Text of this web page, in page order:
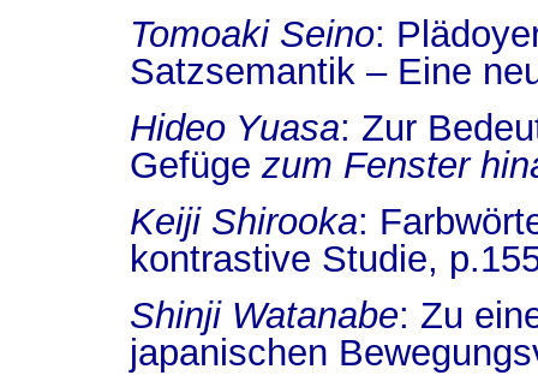
Tomoaki Seino:
Satzsemantik – Eine
Hideo Yuasa: Zur
Gefügezum Fenster
Keiji Shirooka:
kontrastive Studie, p.
Shinji Watanabe: Zu
japanischen